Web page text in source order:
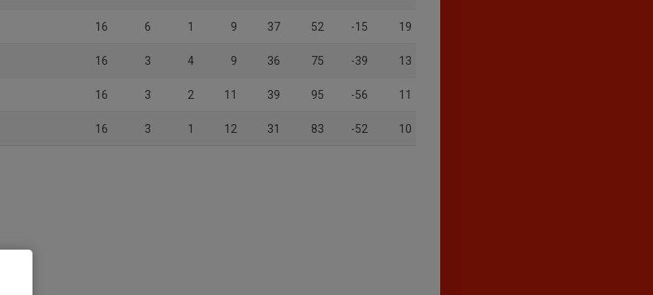
16 6 1 9 37 52 -15 19
16 3 4 9 36 75 -39 13
16 3 2 11 39 95 -56 11
16 3 1 12 31 83 -52 10